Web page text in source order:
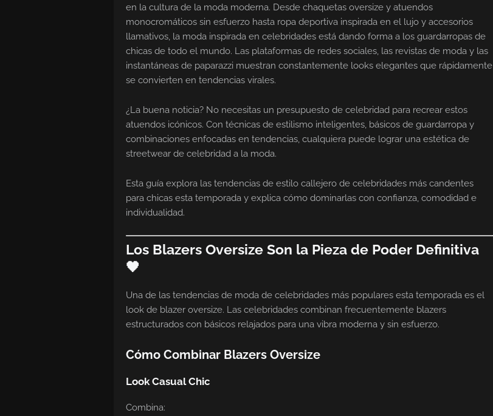
en la cultura de la moda moderna. Desde chaquetas oversize y atuendos
monocromáticos sin esfuerzo hasta ropa deportiva inspirada en el lujo y accesorios
llamativos, la moda inspirada en celebridades está dando forma a los guardarropas de
chicas de todo el mundo. Las plataformas de redes sociales, las revistas de moda y las
instantáneas de paparazzi muestran constantemente looks elegantes que rápidamente
se convierten en tendencias virales.
¿La buena noticia? No necesitas un presupuesto de celebridad para recrear estos
atuendos icónicos. Con técnicas de estilismo inteligentes, básicos de guardarropa y
combinaciones enfocadas en tendencias, cualquiera puede lograr una estética de
streetwear de celebridad a la moda.
Esta guía explora las tendencias de estilo callejero de celebridades más candentes
para chicas esta temporada y explica cómo dominarlas con confianza, comodidad e
individualidad.
Los Blazers Oversize Son la Pieza de Poder Definitiva
🖤
Una de las tendencias de moda de celebridades más populares esta temporada es el
look de blazer oversize. Las celebridades combinan frecuentemente blazers
estructurados con básicos relajados para una vibra moderna y sin esfuerzo.
Cómo Combinar Blazers Oversize
Look Casual Chic
Combina: